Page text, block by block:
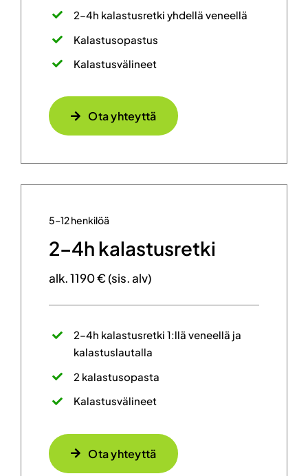
2–4h kalastusretki yhdellä veneellä
Kalastusopastus
Kalastusvälineet
Ota yhteyttä
5–12 henkilöä
2–4h kalastusretki
alk. 1190 € (sis. alv)
2–4h kalastusretki 1:llä veneellä ja
kalastuslautalla
2 kalastusopasta
Kalastusvälineet
Ota yhteyttä